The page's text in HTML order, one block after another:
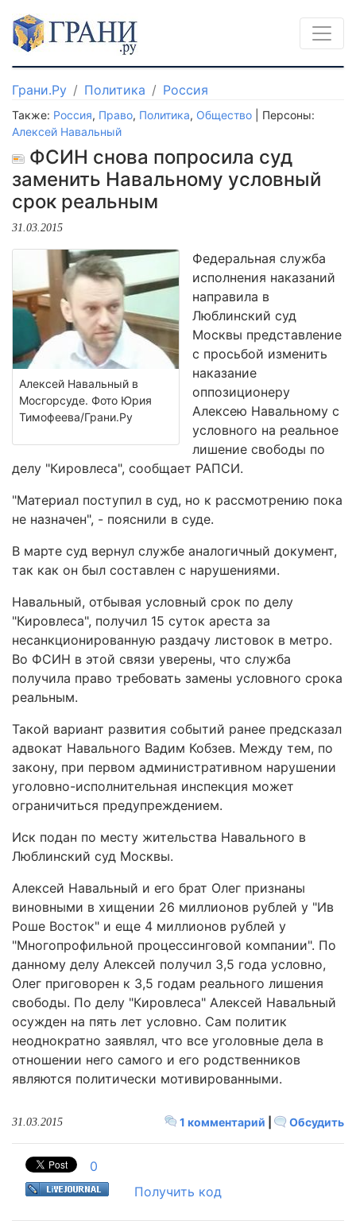
Грани.Ру Политика Россия
Также: Россия, Право, Политика, Общество | Персоны:
Алексей Навальный
ФСИН снова попросила суд
заменить Навальному условный
срок реальным
31.03.2015
Алексей Навальный в
Мосгорсуде. Фото Юрия
Тимофеева/Грани.Ру
Федеральная служба
исполнения наказаний
направила в
Люблинский суд
Москвы представление
с просьбой изменить
наказание
оппозиционеру
Алексею Навальному с
условного на реальное
лишение свободы по
делу "Кировлеса", сообщает РАПСИ.
"Материал поступил в суд, но к рассмотрению пока
не назначен", - пояснили в суде.
В марте суд вернул службе аналогичный документ,
так как он был составлен с нарушениями.
Навальный, отбывая условный срок по делу
"Кировлеса", получил 15 суток ареста за
несанкционированную раздачу листовок в метро.
Во ФСИН в этой связи уверены, что служба
получила право требовать замены условного срока
реальным.
Такой вариант развития событий ранее предсказал
адвокат Навального Вадим Кобзев. Между тем, по
закону, при первом административном нарушении
уголовно-исполнительная инспекция может
ограничиться предупреждением.
Иск подан по месту жительства Навального в
Люблинский суд Москвы.
Алексей Навальный и его брат Олег признаны
виновными в хищении 26 миллионов рублей у "Ив
Роше Восток" и еще 4 миллионов рублей у
"Многопрофильной процессинговой компании". По
данному делу Алексей получил 3,5 года условно,
Олег приговорен к 3,5 годам реального лишения
свободы. По делу "Кировлеса" Алексей Навальный
осужден на пять лет условно. Сам политик
неоднократно заявлял, что все уголовные дела в
отношении него самого и его родственников
являются политически мотивированными.
1 комментарий Обсудить
31.03.2015
0
Получить код